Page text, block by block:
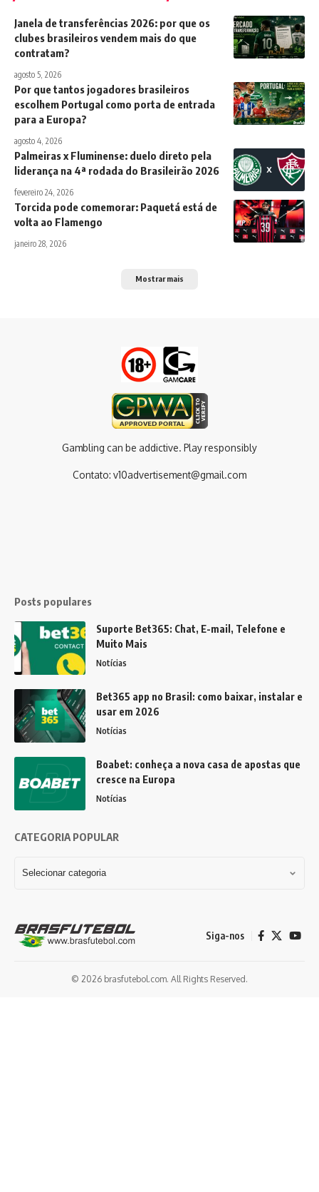
Janela de transferências 2026: por que os
clubes brasileiros vendem mais do que
contratam?
agosto 5, 2026
Por que tantos jogadores brasileiros
escolhem Portugal como porta de entrada
para a Europa?
agosto 4, 2026
Palmeiras x Fluminense: duelo direto pela
liderança na 4ª rodada do Brasileirão 2026
fevereiro 24, 2026
Torcida pode comemorar: Paquetá está de
volta ao Flamengo
janeiro 28, 2026
Mostrar mais
Gambling can be addictive. Play responsibly
Contato: v10advertisement@gmail.com
Posts populares
Suporte Bet365: Chat, E-mail, Telefone e
Muito Mais
Notícias
Bet365 app no Brasil: como baixar, instalar e
usar em 2026
Notícias
Boabet: conheça a nova casa de apostas que
cresce na Europa
Notícias
CATEGORIA POPULAR
Siga-nos
© 2026 brasfutebol.com. All Rights Reserved.